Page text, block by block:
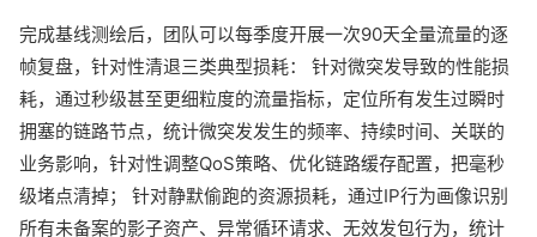
完成基线测绘后，团队可以每季度开展一次90天全量流量的逐
帧复盘，针对性清退三类典型损耗： 针对微突发导致的性能损
耗，通过秒级甚至更细粒度的流量指标，定位所有发生过瞬时
拥塞的链路节点，统计微突发发生的频率、持续时间、关联的
业务影响，针对性调整QoS策略、优化链路缓存配置，把毫秒
级堵点清掉； 针对静默偷跑的资源损耗，通过IP行为画像识别
所有未备案的影子资产、异常循环请求、无效发包行为，统计